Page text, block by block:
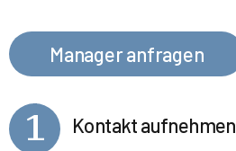
Manager anfragen
1 Kontakt aufnehmen